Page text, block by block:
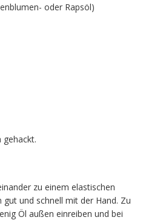
oder Rapsöl)
gehackt.
zu einem elastischen
und schnell mit der Hand. Zu
Öl außen einreiben und bei